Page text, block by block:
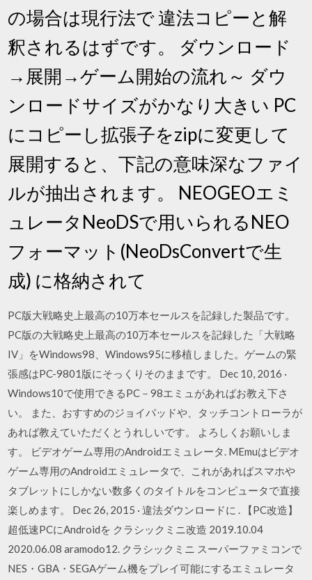
の場合は現行法で 違法コピーと解
釈されるはずです。 ダウンロード
→展開→ゲーム開始の流れ～ ダウ
ンロードサイズがかなり大きい PC
にコピーし拡張子をzipに変更して
展開すると、下記の意味深なファイ
ルが抽出されます。 NEOGEOエミ
ュレータNeoDSで用いられるNEO
フォーマット(NeoDsConvertで生
成) に格納されて
PC版大戦略史上最高の10万本セールスを記録した製品です。
PC版の大戦略史上最高の10万本セールスを記録した「大戦略
IV」をWindows98、Windows95に移植しました。ゲームの緊
張感はPC-9801版にそっくりそのままです。 Dec 10, 2016 ·
Windows10で使用できるPC－98エミュがあればお教え下さ
い。 また、おすすめのジョイパッドや、タッチコントローラが
あれば教えていただくとうれしいです。 よろしくお願いしま
す。 ビデオゲーム専用のAndroidエミュレータ. MEmuはビデオ
ゲーム専用のAndroidエミュレータで、これがあればスマホや
タブレットにしかない数多くのタイトルをコンピュータで直接
楽しめます。 Dec 26, 2015 · 違法ダウンロードに . 【PC改造】
超低速PCにAndroidを クラシックミニ改造 2019.10.04
2020.06.08 aramodo12. クラシックミニ スーパーファミコンで
NES・GBA・SEGAゲーム機をプレイ可能にするエミュレータ